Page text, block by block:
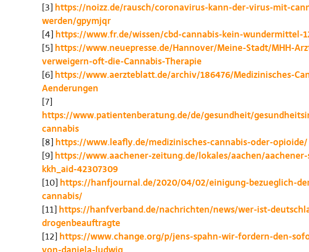
[3] https://noizz.de/rausch/coronavirus-kann-der-virus-mit-
werden/gpymjqr
[4] https://www.fr.de/wissen/cbd-cannabis-kein-wundermittel-
[5] https://www.neuepresse.de/Hannover/Meine-Stadt/MHH-
verweigern-oft-die-Cannabis-Therapie
[6] https://www.aerzteblatt.de/archiv/186476/Medizinisches-
Aenderungen
[7]
https://www.patientenberatung.de/de/gesundheit/
cannabis
[8] https://www.leafly.de/medizinisches-cannabis-oder-opioide/
[9] https://www.aachener-zeitung.de/lokales/aachen/
kkh_aid-42307309
[10] https://hanfjournal.de/2020/04/02/einigung-bezueglich-
cannabis/
[11] https://hanfverband.de/nachrichten/news/wer-ist-
drogenbeauftragte
[12] https://www.change.org/p/jens-spahn-wir-fordern-den-
von-daniela-ludwig